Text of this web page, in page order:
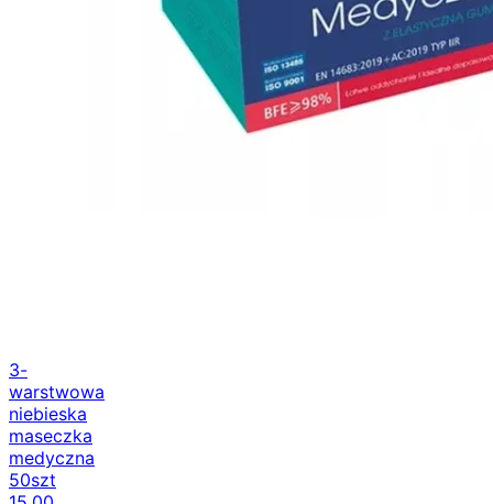
3-
warstwowa
niebieska
maseczka
medyczna
50szt